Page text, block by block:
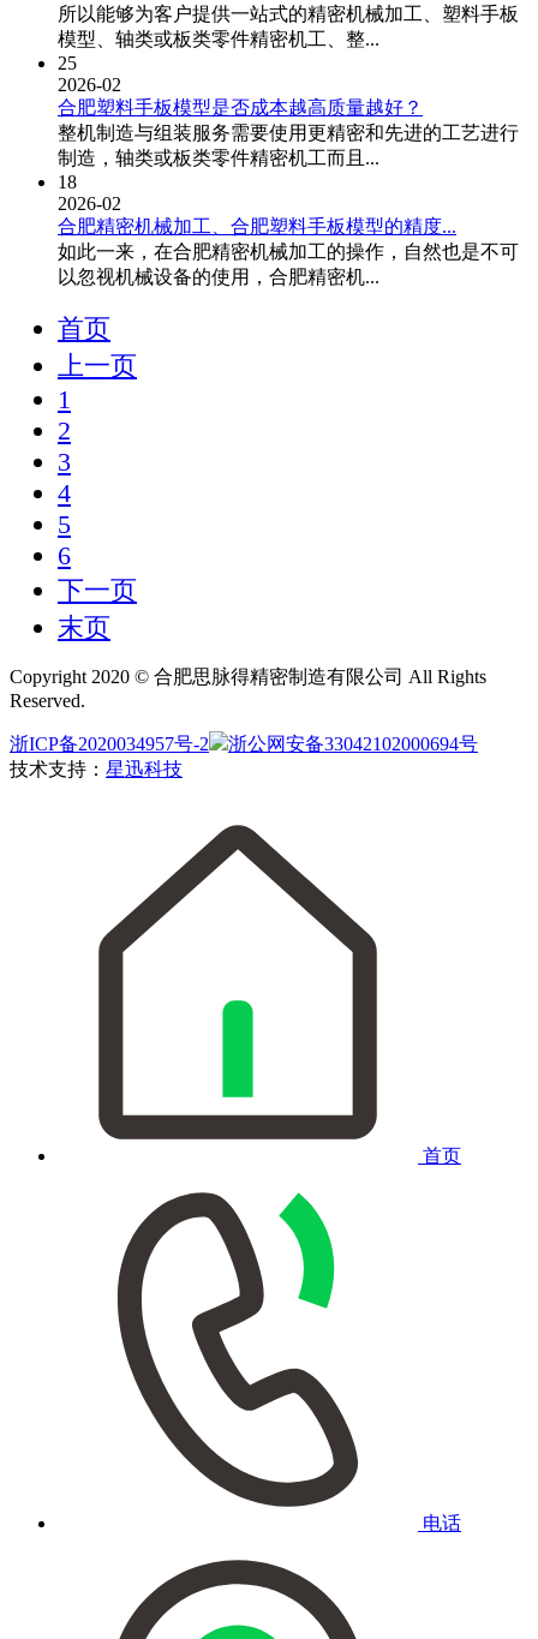
所以能够为客户提供一站式的精密机械加工、塑料手板
模型、轴类或板类零件精密机工、整...
25
2026-02
合肥塑料手板模型是否成本越高质量越好？
整机制造与组装服务需要使用更精密和先进的工艺进行
制造，轴类或板类零件精密机工而且...
18
2026-02
合肥精密机械加工、合肥塑料手板模型的精度...
如此一来，在合肥精密机械加工的操作，自然也是不可
以忽视机械设备的使用，合肥精密机...
首页
上一页
1
2
3
4
5
6
下一页
末页
Copyright 2020 © 合肥思脉得精密制造有限公司 All Rights
Reserved.
浙ICP备2020034957号-2
浙公网安备33042102000694号
技术支持： 星迅科技
首页
电话